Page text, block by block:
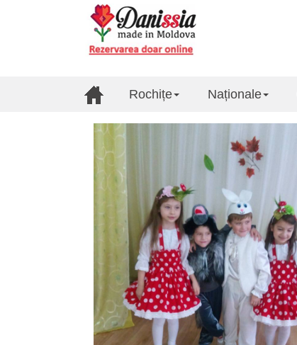
Rochițe Naționale